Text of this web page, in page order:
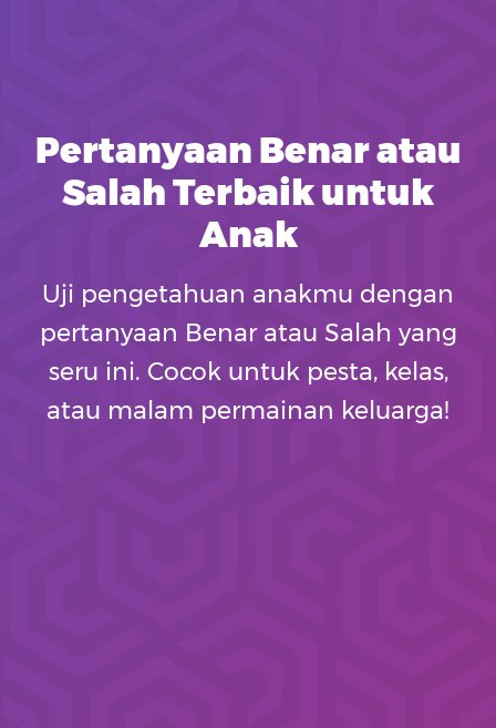
Pertanyaan Benar atau
Salah Terbaik untuk
Anak
Uji pengetahuan anakmu dengan
pertanyaan Benar atau Salah yang
seru ini. Cocok untuk pesta, kelas,
atau malam permainan keluarga!